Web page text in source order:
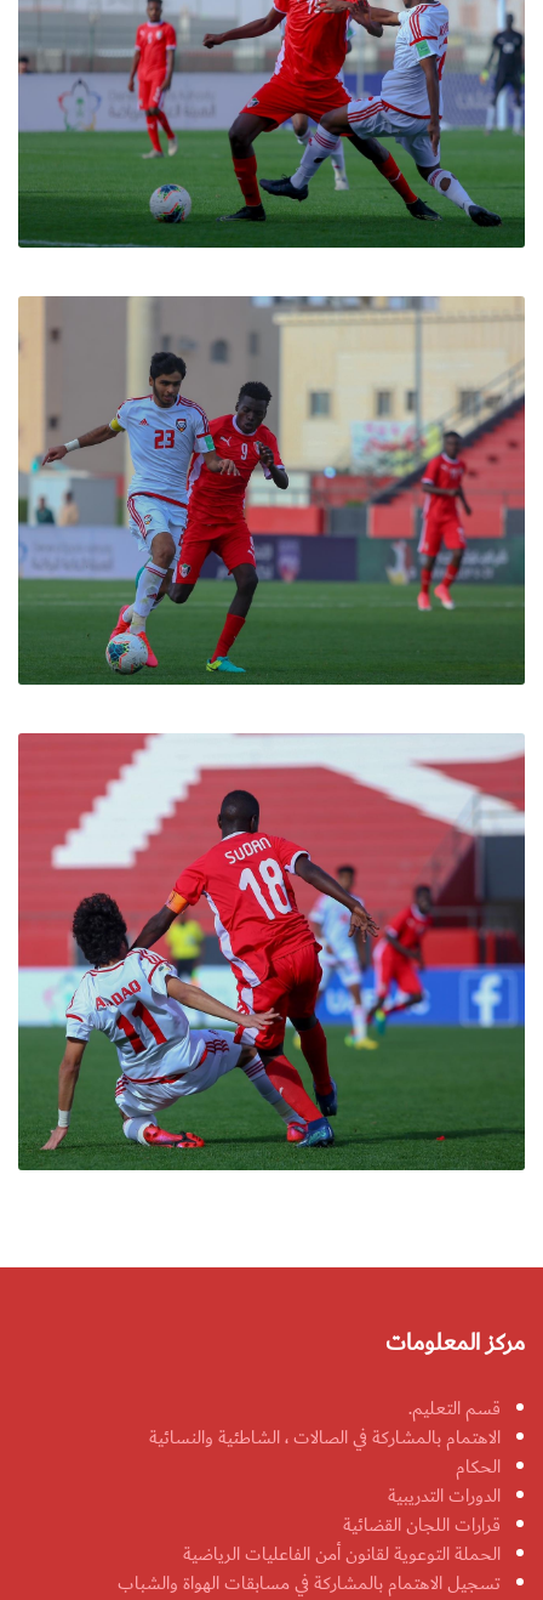
مركز المعلومات
قسم التعليم.
الاهتمام بالمشاركة في الصالات ، الشاطئية والنسائية
الحكام
الدورات التدريبية
قرارات اللجان القضائية
الحملة التوعوية لقانون أمن الفاعليات الرياضية
تسجيل الاهتمام بالمشاركة في مسابقات الهواة والشباب